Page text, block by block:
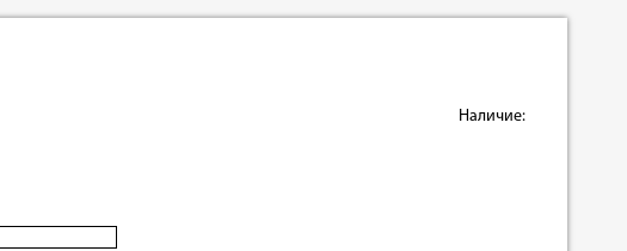
Наличие: